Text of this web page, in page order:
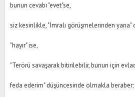
bunun cevabı "evet"se,
siz kesinlikle, "İmralı görüşmelerinden yana"
"hayır" ise,
"Terörü savaşarak bitirilebilir, bunun için
feda ederim" düşüncesinde olmakla beraber;